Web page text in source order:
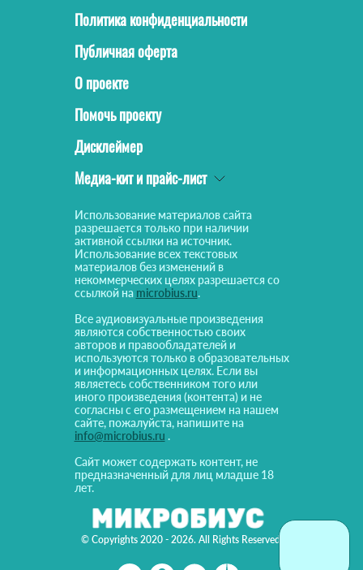
© Copyrights 2020 - 2026. All Rights Reserved!
Политика конфиденциальности
Публичная оферта
О проекте
Помочь проекту
Дисклеймер
Медиа-кит и прайс-лист
Использование материалов сайта
разрешается только при наличии
активной ссылки на источник.
Использование всех текстовых
материалов без изменений в
некоммерческих целях разрешается со
ссылкой на microbius.ru.
Все аудиовизуальные произведения
являются собственностью своих
авторов и правообладателей и
используются только в образовательных
и информационных целях. Если вы
являетесь собственником того или
иного произведения (контента) и не
согласны с его размещением на нашем
сайте, пожалуйста, напишите на
info@microbius.ru .
Сайт может содержать контент, не
предназначенный для лиц младше 18
лет.